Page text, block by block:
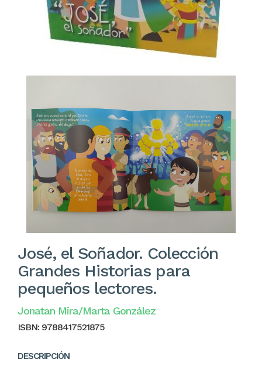
José, el Soñador. Colección
Grandes Historias para
pequeños lectores.
Jonatan Mira/Marta González
ISBN: 9788417521875
DESCRIPCIÓN